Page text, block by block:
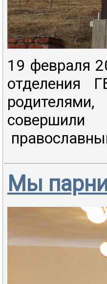
19 февраля
отделения
Мы